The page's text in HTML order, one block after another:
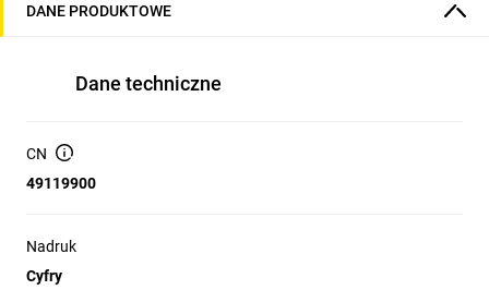
DANE PRODUKTOWE
Dane techniczne
CN
49119900
Nadruk
Cyfry